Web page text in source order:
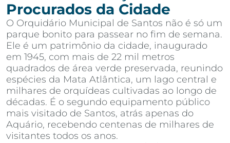
Procurados da Cidade
O Orquidário Municipal de Santos não é só um
parque bonito para passear no fim de semana.
Ele é um patrimônio da cidade, inaugurado
em 1945, com mais de 22 mil metros
quadrados de área verde preservada, reunindo
espécies da Mata Atlântica, um lago central e
milhares de orquídeas cultivadas ao longo de
décadas. É o segundo equipamento público
mais visitado de Santos, atrás apenas do
Aquário, recebendo centenas de milhares de
visitantes todos os anos.